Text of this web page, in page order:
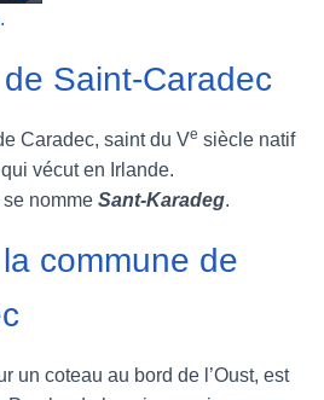
Saint-Caradec
Caradec, saint du Ve siècle natif
vécut en Irlande.
nomme Sant-Karadeg.
commune de
un coteau au bord de l’Oust, est